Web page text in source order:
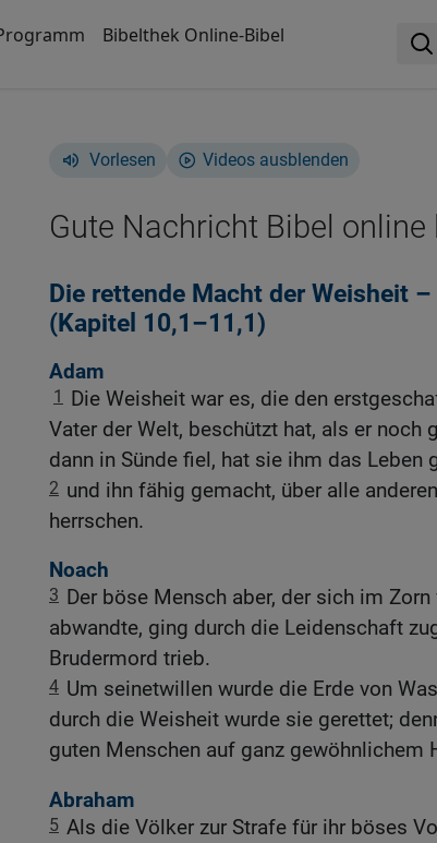
Bibelthek Online-Bibel
Vorlesen Videos ausblenden
Gute Nachricht Bibel online
Die rettende Macht der Weisheit
(Kapitel 10,1–11,1)
Adam
1
Die Weisheit war es, die den
Vater der Welt, beschützt hat, als er noch
dann in Sünde fiel, hat sie ihm das Leben
2 und ihn fähig gemacht, über alle
herrschen.
Noach
3 Der böse Mensch aber, der sich im
abwandte, ging durch die Leidenschaft
Brudermord trieb.
4 Um seinetwillen wurde die Erde von
durch die Weisheit wurde sie gerettet;
guten Menschen auf ganz gewöhnlichem
Abraham
5 Als die Völker zur Strafe für ihr böses